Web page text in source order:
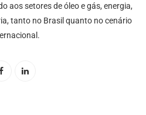
aos setores de óleo e gás, energia,
tanto no Brasil quanto no cenário